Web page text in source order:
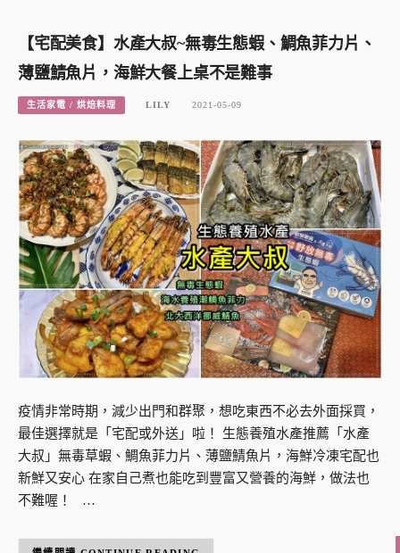
【宅配美食】水產大叔~無毒生態蝦、鯛魚菲力片、
薄鹽鯖魚片，海鮮大餐上桌不是難事
生活家電 / 烘焙料理 LILY 2021-05-09
疫情非常時期，減少出門和群聚，想吃東西不必去外面採買，
最佳選擇就是「宅配或外送」啦！ 生態養殖水產推薦「水產
大叔」無毒草蝦、鯛魚菲力片、薄鹽鯖魚片，海鮮冷凍宅配也
新鮮又安心 在家自己煮也能吃到豐富又營養的海鮮，做法也
不難喔！ …